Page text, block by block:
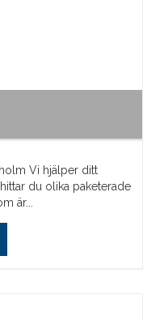
Vi hjälper ditt
du olika paketerade
är...